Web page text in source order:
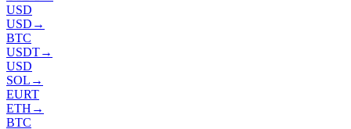
USD
USD →
BTC
USDT→
USD
SOL →
EURT
ETH →
BTC